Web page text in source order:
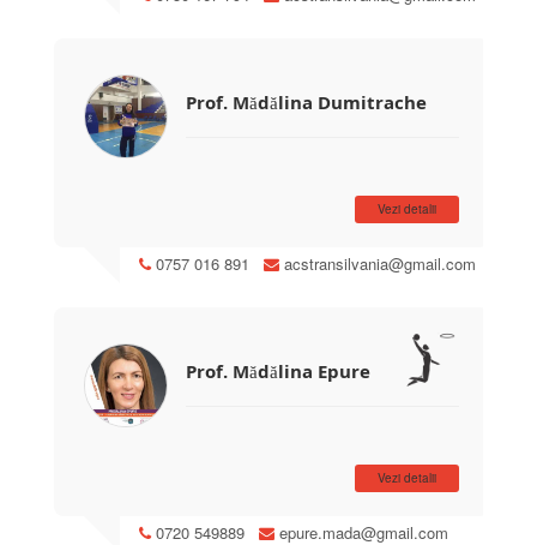
Prof. Mădălina Dumitrache
Vezi detalii
0757 016 891 acstransilvania@gmail.com
Prof. Mădălina Epure
Vezi detalii
0720 549889 epure.mada@gmail.com